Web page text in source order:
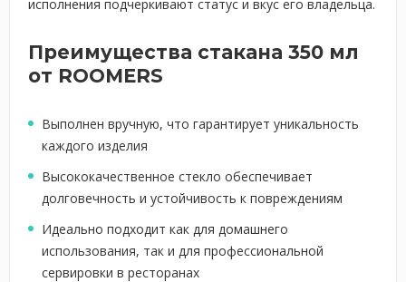
исполнения подчеркивают статус и вкус его владельца.
Преимущества стакана 350 мл
от ROOMERS
Выполнен вручную, что гарантирует уникальность
каждого изделия
Высококачественное стекло обеспечивает
долговечность и устойчивость к повреждениям
Идеально подходит как для домашнего
использования, так и для профессиональной
сервировки в ресторанах